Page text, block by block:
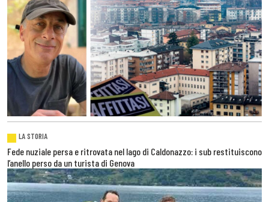
LA STORIA
Fede nuziale persa e ritrovata nel lago di Caldonazzo: i sub restituiscono
l’anello perso da un turista di Genova